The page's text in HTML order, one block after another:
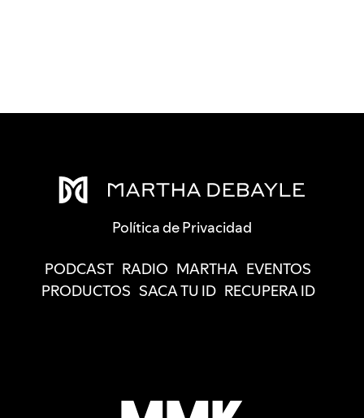
Política de Privacidad
PODCAST RADIO MARTHA EVENTOS
PRODUCTOS SACA TU ID RECUPERA ID